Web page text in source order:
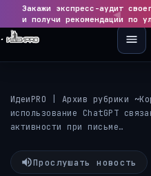
Закажи экспресс-аудит
и получи рекомендации по
ИдеиPRO Архив рубрики
использование ChatGPT
активности при письме…
Прослушать новость